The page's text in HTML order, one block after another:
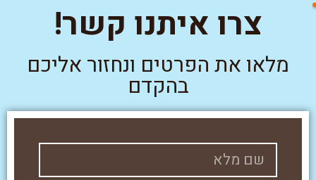
צרו איתנו קשר!
מלאו את הפרטים ונחזור אליכם
בהקדם